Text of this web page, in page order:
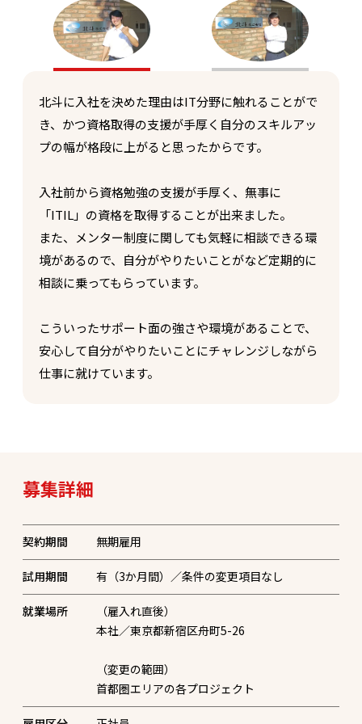
北斗に入社を決めた理由はIT分野に触れることがで
き、かつ資格取得の支援が手厚く自分のスキルアッ
プの幅が格段に上がると思ったからです。
入社前から資格勉強の支援が手厚く、無事に
「ITIL」の資格を取得することが出来ました。
また、メンター制度に関しても気軽に相談できる環
境があるので、自分がやりたいことがなど定期的に
相談に乗ってもらっています。
こういったサポート面の強さや環境があることで、
安心して自分がやりたいことにチャレンジしながら
仕事に就けています。
募集詳細
契約期間 無期雇用
試用期間 有（3か月間）／条件の変更項目なし
就業場所
（雇入れ直後）
本社／東京都新宿区舟町5-26
（変更の範囲）
首都圏エリアの各プロジェクト